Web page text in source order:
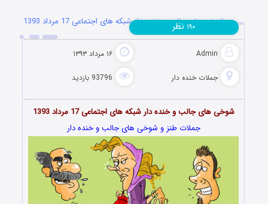
شوخی های جالب و خنده دار شبکه های اجتماعی 17 مرداد 1393
Admin ۱۶ مرداد ۱۳۹۳
جملات خنده دار 93796 بازدید
۱۹۰ نظر
شوخی های جالب و خنده دار شبکه های اجتماعی 17 مرداد 1393
جملات طنز و شوخی های جالب و خنده دار